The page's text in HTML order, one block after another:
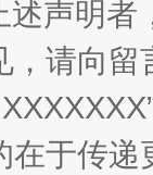
述声明
，请向
在于传